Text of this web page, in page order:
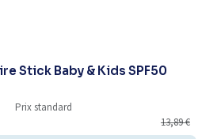
Stick Baby & Kids SPF50
Prix standard
13,89€